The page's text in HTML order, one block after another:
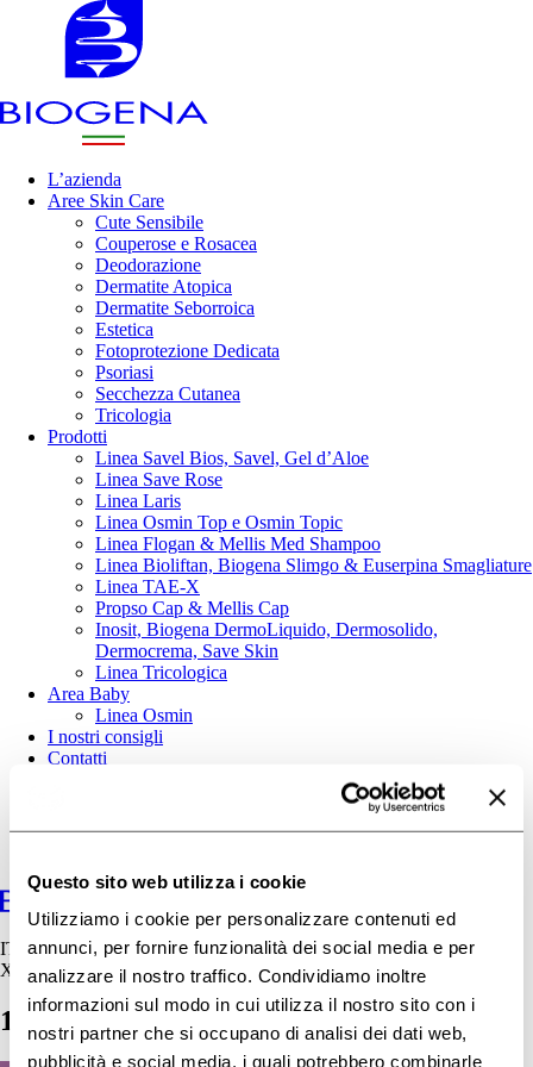
Questo sito web utilizza i cookie
Utilizziamo i cookie per personalizzare contenuti ed
annunci, per fornire funzionalità dei social media e per
analizzare il nostro traffico. Condividiamo inoltre
informazioni sul modo in cui utilizza il nostro sito con i
nostri partner che si occupano di analisi dei dati web,
pubblicità e social media, i quali potrebbero combinarle
L’azienda
Aree Skin Care
Cute Sensibile
Couperose e Rosacea
Deodorazione
Dermatite Atopica
Dermatite Seborroica
Estetica
Fotoprotezione Dedicata
Psoriasi
Secchezza Cutanea
Tricologia
Prodotti
Linea Savel Bios, Savel, Gel d’Aloe
Linea Save Rose
Linea Laris
Linea Osmin Top e Osmin Topic
Linea Flogan & Mellis Med Shampoo
Linea Bioliftan, Biogena Slimgo & Euserpina Smagliature
Linea TAE-X
Propso Cap & Mellis Cap
Inosit, Biogena DermoLiquido, Dermosolido,
Dermocrema, Save Skin
Linea Tricologica
Area Baby
Linea Osmin
I nostri consigli
Contatti
IT
X
19-12_facebook